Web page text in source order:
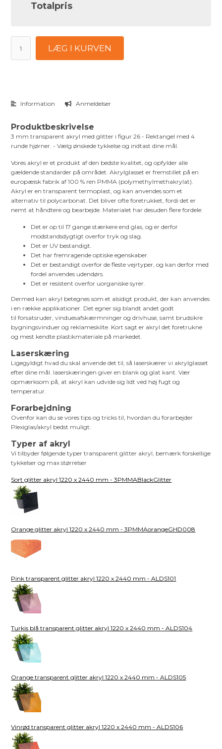
Totalpris
LÆG I KURVEN
Information Anmeldelser
Produktbeskrivelse
3 mm transparent akryl med glitter i figur 26 - Rektangel med 4
runde hjørner. - Vælg ønskede tykkelse og indtast dine mål.
Vores akryl er et produkt af den bedste kvalitet, og opfylder alle
gældende standarder på området. Akrylglasset er fremstillet på en
europæisk fabrik af 100 % ren PMMA (polymethylmethakrylat).
Akryl er en transparent termoplast, og kan anvendes som et
alternativ til polycarbonat. Det bliver ofte foretrukket, fordi det er
nemt at håndtere og bearbejde. Materialet har desuden flere fordele:
Det er op til 17 gange stærkere end glas, og er derfor
modstandsdygtigt overfor tryk og slag.
Det er UV bestandigt.
Det har fremragende optiske egenskaber.
Det er bestandigt overfor de fleste vejrtyper, og kan derfor med
fordel anvendes udendørs.
Det er resistent overfor uorganiske syrer.
Dermed kan akryl betegnes som et alsidigt produkt, der kan anvendes
i en række applikationer. Det egner sig blandt andet godt
til forsatsruder, vinduesafskærmninger og drivhuse, samt brudsikre
bygningsvinduer og reklameskilte. Kort sagt er akryl det foretrukne
og mest kendte plastikmateriale på markedet.
Laserskæring
Ligegyldigt hvad du skal anvende det til, så laserskærer vi akrylglasset
efter dine mål. laserskæringen giver en blank og glat kant. Vær
opmærksom på, at akryl kan udvide sig lidt ved høj fugt og
temperatur.
Forarbejdning
Ovenfor kan du se vores tips og tricks til, hvordan du forarbejder
Plexiglas/akryl bedst muligt.
Typer af akryl
Vi tilbyder følgende typer transparent glitter akryl, bemærk forskellige
tykkelser og max størrelser
Sort glitter akryl 1220 x 2440 mm - 3PMMABlackGlitter
Orange glitter akryl 1220 x 2440 mm - 3PMMAorangeGHD008
Pink transparent glitter akryl 1220 x 2440 mm - ALDS101
Turkis blå transparent glitter akryl 1220 x 2440 mm - ALDS104
Orange transparent glitter akryl 1220 x 2440 mm - ALDS105
Vinrød transparent glitter akryl 1220 x 2440 mm - ALDS106